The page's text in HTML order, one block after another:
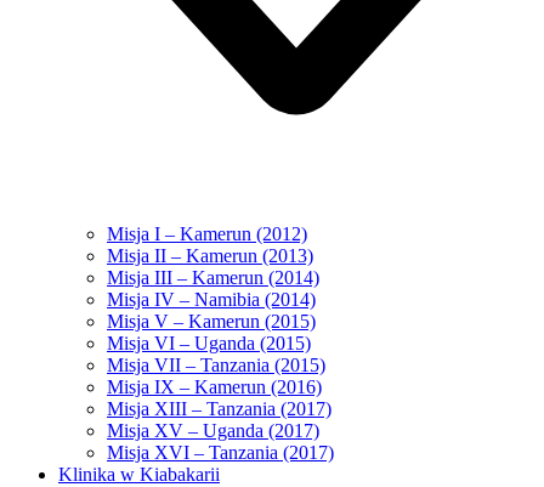
Misja I – Kamerun (2012)
Misja II – Kamerun (2013)
Misja III – Kamerun (2014)
Misja IV – Namibia (2014)
Misja V – Kamerun (2015)
Misja VI – Uganda (2015)
Misja VII – Tanzania (2015)
Misja IX – Kamerun (2016)
Misja XIII – Tanzania (2017)
Misja XV – Uganda (2017)
Misja XVI – Tanzania (2017)
Klinika w Kiabakarii